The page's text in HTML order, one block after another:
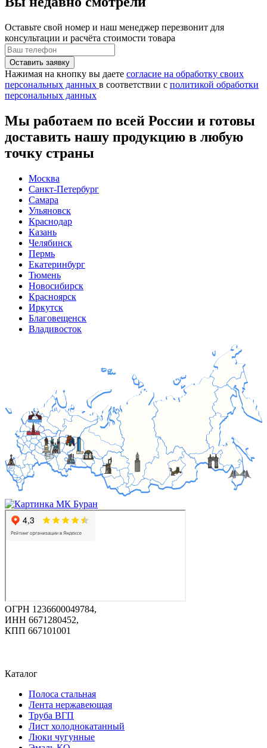
Оставьте свой номер и наш менеджер перезвонит для
консультации и расчёта стоимости товара
Нажимая на кнопку вы даете согласие на обработку своих
персональных данных в соответствии с политикой обработки
персональных данных
Мы работаем по всей России и готовы
доставить нашу продукцию в любую
точку страны
Москва
Санкт-Петербург
Самара
Ульяновск
Краснодар
Казань
Челябинск
Пермь
Екатеринбург
Тюмень
Новосибирск
Красноярск
Иркутск
Благовещенск
Владивосток
ОГРН 1236600049784,
ИНН 6671280452,
КПП 667101001
Каталог
Полоса стальная
Лента нержавеющая
Труба ВГП
Лист холоднокатанный
Люки чугунные